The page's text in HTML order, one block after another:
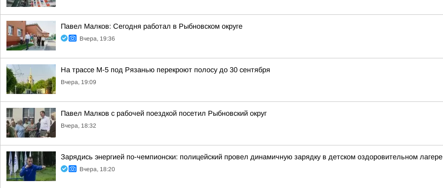
Павел Малков: Сегодня работал в Рыбновском округе
Вчера, 19:36
На трассе М-5 под Рязанью перекроют полосу до 30 сентября
Вчера, 19:09
Павел Малков с рабочей поездкой посетил Рыбновский округ
Вчера, 18:32
Зарядись энергией по-чемпионски: полицейский провел динамичную зарядку в детском оздоровительном лагере
Вчера, 18:20